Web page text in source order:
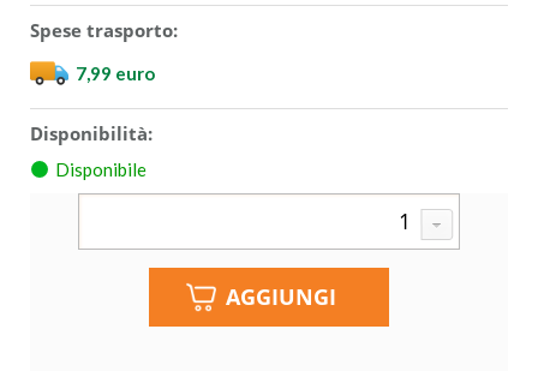
Spese trasporto:
7,99 euro
Disponibilità:
Disponibile